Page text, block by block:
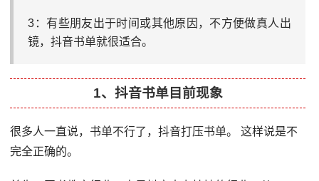
3：有些朋友出于时间或其他原因，不方便做真人出
镜，抖音书单就很适合。
1、抖音书单目前现象
很多人一直说，书单不行了，抖音打压书单。 这样说是不
完全正确的。